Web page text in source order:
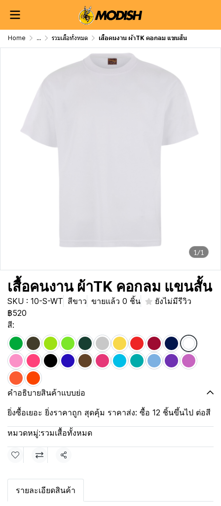
Home ... รวมเสื้อทั้งหมด เสื้อคนงาน ผ้าTK คอกลม แขนสั้น
1/1
เสื้อคนงาน ผ้าTK คอกลม แขนสั้น
SKU : 10-S-WT สีขาว ขายแล้ว 0 ชิ้น
ยังไม่มีรีวิว
฿520
สี:
คำอธิบายสินค้าแบบย่อ
ยิ่งซื้อเยอะ ยิ่งราคาถูก สุดคุ้ม ราคาส่ง: ซื้อ 12 ชิ้นขึ้นไป ต่อสี
หมวดหมู่:รวมเสื้อทั้งหมด
แชร์
รายละเอียดสินค้า